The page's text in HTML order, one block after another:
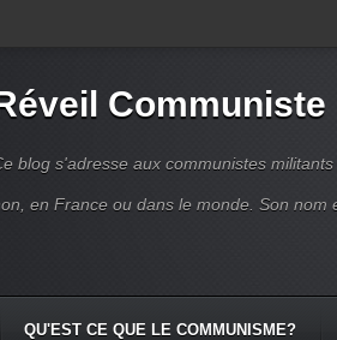
Communiste
blog s'adresse aux communistes
en France ou dans le monde. Son nom
QU'EST CE QUE LE COMMUNISME?